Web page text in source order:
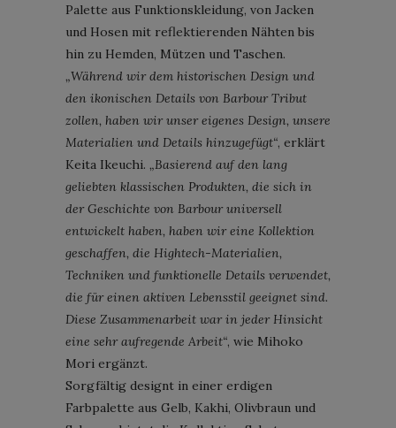
Palette aus Funktionskleidung, von Jacken
und Hosen mit reflektierenden Nähten bis
hin zu Hemden, Mützen und Taschen.
„Während wir dem historischen Design und
den ikonischen Details von Barbour Tribut
zollen, haben wir unser eigenes Design, unsere
Materialien und Details hinzugefügt“, erklärt
Keita Ikeuchi. „Basierend auf den lang
geliebten klassischen Produkten, die sich in
der Geschichte von Barbour universell
entwickelt haben, haben wir eine Kollektion
geschaffen, die Hightech-Materialien,
Techniken und funktionelle Details verwendet,
die für einen aktiven Lebensstil geeignet sind.
Diese Zusammenarbeit war in jeder Hinsicht
eine sehr aufregende Arbeit“, wie Mihoko
Mori ergänzt.
Sorgfältig designt in einer erdigen
Farbpalette aus Gelb, Kakhi, Olivbraun und